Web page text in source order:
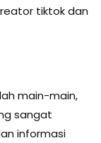
tiktok dan
main-main,
sangat
informasi